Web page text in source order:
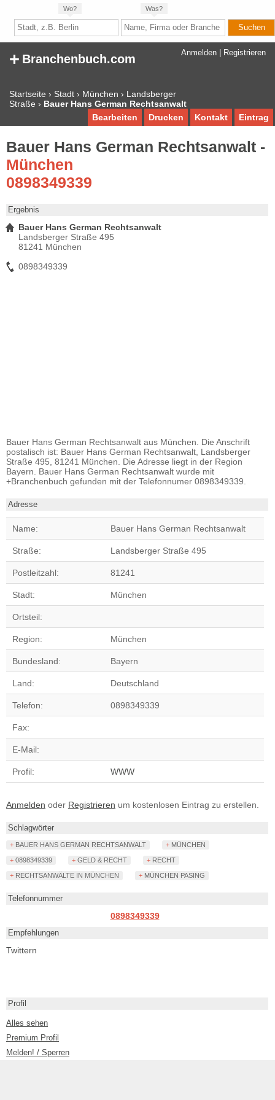
Wo? Was?
Anmelden Registrieren
+ Branchenbuch.com
Startseite › Stadt › München › Landsberger
Straße › Bauer Hans German Rechtsanwalt
Eintrag
Kontakt
Drucken
Bearbeiten
Bauer Hans German Rechtsanwalt -
München
0898349339
Ergebnis
Bauer Hans German Rechtsanwalt
Landsberger Straße 495
81241 München
0898349339
Bauer Hans German Rechtsanwalt aus München. Die Anschrift
postalisch ist: Bauer Hans German Rechtsanwalt, Landsberger
Straße 495, 81241 München. Die Adresse liegt in der Region
Bayern. Bauer Hans German Rechtsanwalt wurde mit
+Branchenbuch gefunden mit der Telefonnumer 0898349339.
Adresse
Name: Bauer Hans German Rechtsanwalt
Straße: Landsberger Straße 495
Postleitzahl: 81241
Stadt: München
Ortsteil:
Region: München
Bundesland: Bayern
Land: Deutschland
Telefon: 0898349339
Fax:
E-Mail:
Profil: WWW
Anmelden oder Registrieren um kostenlosen Eintrag zu erstellen.
Schlagwörter
+ BAUER HANS GERMAN RECHTSANWALT + MÜNCHEN
+ 0898349339 + GELD & RECHT + RECHT
+ RECHTSANWÄLTE IN MÜNCHEN + MÜNCHEN PASING
Telefonnummer
0898349339
Empfehlungen
Twittern
Profil
Alles sehen
Premium Profil
Melden! / Sperren